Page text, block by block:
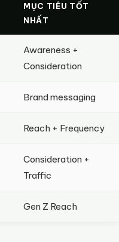
MỤC TIÊU TỐT
NHẤT
Awareness +
Consideration
Brand messaging
Reach + Frequency
Consideration +
Traffic
Gen Z Reach